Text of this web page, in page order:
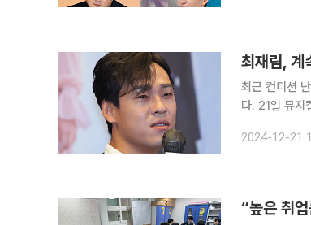
최재림, 계
최근 컨디션
다. 21일 뮤지컬 ‘시카고’ 부산 공연기획사 측은 “‘빌리’ 역 최재림 배우의 건강상의 이유로 인하여,
참한 최재림을
2024-12-21